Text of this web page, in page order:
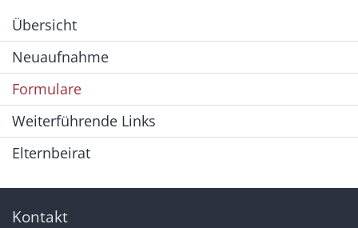
Übersicht
Neuaufnahme
Formulare
Weiterführende Links
Elternbeirat
Kontakt